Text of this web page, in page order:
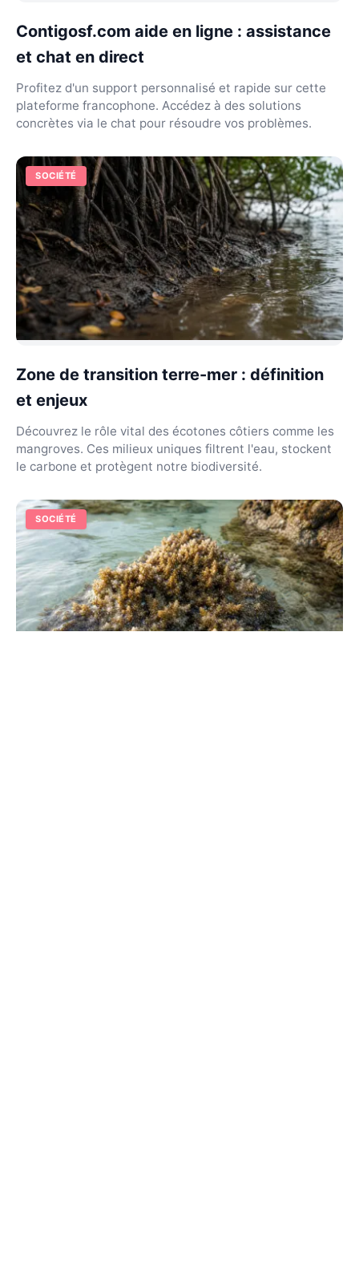
Contigosf.com aide en ligne : assistance
et chat en direct
Profitez d'un support personnalisé et rapide sur cette
plateforme francophone. Accédez à des solutions
concrètes via le chat pour résoudre vos problèmes.
SOCIÉTÉ
Zone de transition terre-mer : définition
et enjeux
Découvrez le rôle vital des écotones côtiers comme les
mangroves. Ces milieux uniques filtrent l'eau, stockent
le carbone et protègent notre biodiversité.
SOCIÉTÉ